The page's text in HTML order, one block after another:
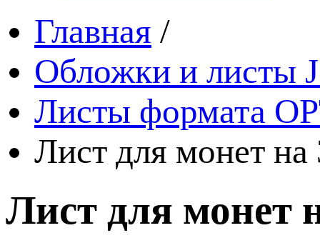
Главная /
Обложки и листы
Листы формата
Лист для монет
Лист для монет